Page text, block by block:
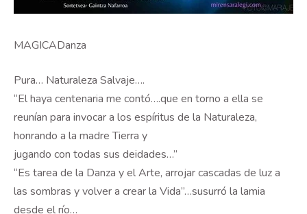
MAGICADanza
Pura… Naturaleza Salvaje….
“El haya centenaria me contó….que en torno a ella se
reunían para invocar a los espíritus de la Naturaleza,
honrando a la madre Tierra y
jugando con todas sus deidades…”
“Es tarea de la Danza y el Arte, arrojar cascadas de luz a
las sombras y volver a crear la Vida”…susurró la lamia
desde el río…